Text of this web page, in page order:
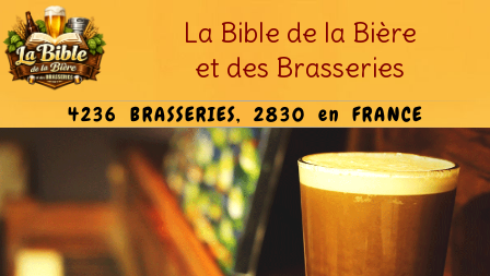
La Bible de la Bière
et des Brasseries
4236 BRASSERIES, 2830 en FRANCE